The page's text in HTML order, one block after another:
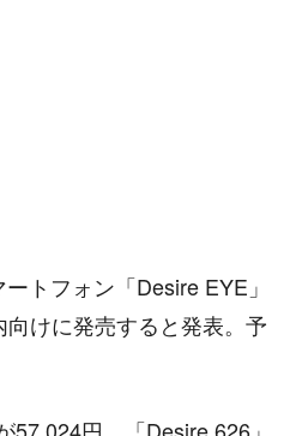
トフォン「Desire EYE」
けに発売すると発表。予